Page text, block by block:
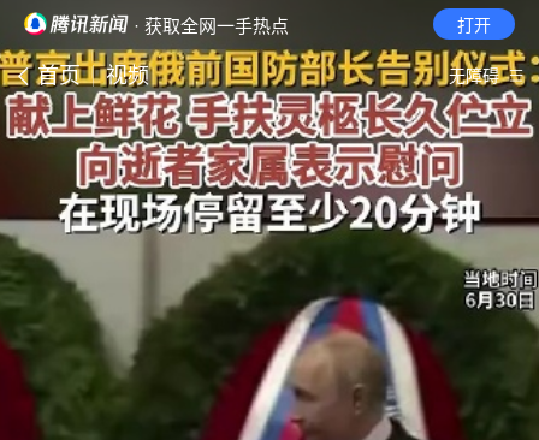
· 获取全网一手热点 打开
首页 视频 无障碍